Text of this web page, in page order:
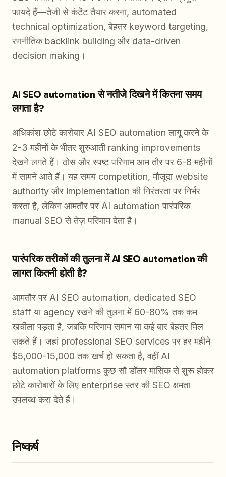
फायदे हैं—तेजी से कंटेंट तैयार करना, automated
technical optimization, बेहतर keyword targeting,
रणनीतिक backlink building और data-driven
decision making।
AI SEO automation से नतीजे दिखने में कितना समय
लगता है?
अधिकांश छोटे कारोबार AI SEO automation लागू करने के
2-3 महीनों के भीतर शुरुआती ranking improvements
देखने लगते हैं। ठोस और स्पष्ट परिणाम आम तौर पर 6-8 महीनों
में सामने आते हैं। यह समय competition, मौजूदा website
authority और implementation की निरंतरता पर निर्भर
करता है, लेकिन आमतौर पर AI automation पारंपरिक
manual SEO से तेज़ परिणाम देता है।
पारंपरिक तरीकों की तुलना में AI SEO automation की
लागत कितनी होती है?
आमतौर पर AI SEO automation, dedicated SEO
staff या agency रखने की तुलना में 60-80% तक कम
खर्चीला पड़ता है, जबकि परिणाम समान या कई बार बेहतर मिल
सकते हैं। जहां professional SEO services पर हर महीने
$5,000-15,000 तक खर्च हो सकता है, वहीं AI
automation platforms कुछ सौ डॉलर मासिक से शुरू होकर
छोटे कारोबारों के लिए enterprise स्तर की SEO क्षमता
उपलब्ध करा देते हैं।
निष्कर्ष